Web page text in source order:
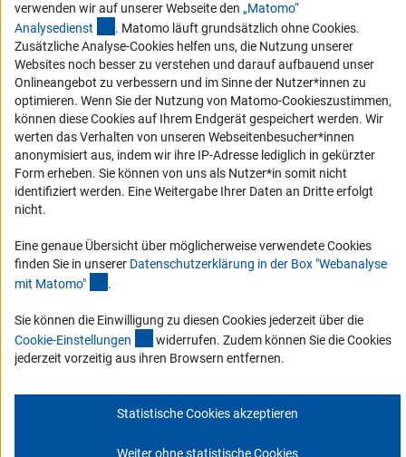
Compliance
Vergabeverfahren
Barrierefreiheit
Service und Informationen für Menschen mit Behinderungen
Erklärung zur Barrierefreiheit
Barriere melden
DFG-aktuell
schauen Sie sich die Ausgaben online an.
verwenden wir auf unserer Webseite den „Matomo“
Analysedienst (externer Link)
. Matomo läuft grundsätzlich ohne Cookies.
Zusätzliche Analyse-Cookies helfen uns, die Nutzung unserer
Websites noch besser zu verstehen und darauf aufbauend unser
Onlineangebot zu verbessern und im Sinne der Nutzer*innen zu
optimieren. Wenn Sie der Nutzung von Matomo-Cookieszustimmen,
können diese Cookies auf Ihrem Endgerät gespeichert werden. Wir
werten das Verhalten von unseren Webseitenbesucher*innen
anonymisiert aus, indem wir ihre IP-Adresse lediglich in gekürzter
Form erheben. Sie können von uns als Nutzer*in somit nicht
identifiziert werden. Eine Weitergabe Ihrer Daten an Dritte erfolgt
nicht.
Eine genaue Übersicht über möglicherweise verwendete Cookies
finden Sie in unserer Datenschutzerklärung in der Box "Webanalyse
mit Matomo" .
Sie können die Einwilligung zu diesen Cookies jederzeit über die
Cookie-Einstellungen (interner Link)
widerrufen. Zudem können Sie die Cookies
jederzeit vorzeitig aus ihren Browsern entfernen.
Statistische Cookies akzeptieren
Weiter ohne statistische Cookies